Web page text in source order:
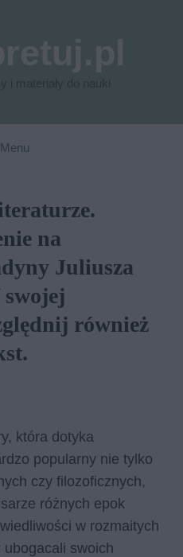
Menu
na
Juliusza
swojej
również
która dotyka
popularny nie tylko
czy filozoficznych,
różnych epok
w rozmaitych
swoich